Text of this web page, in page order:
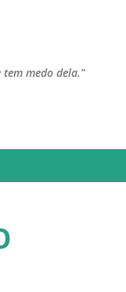
medo dela."